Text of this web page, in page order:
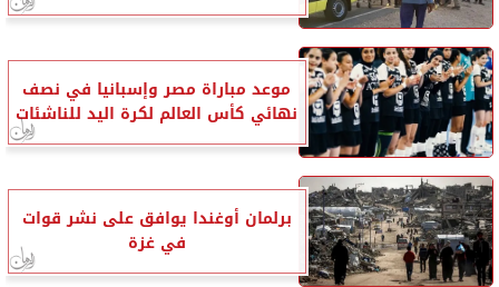
موعد مباراة مصر وإسبانيا في نصف
نهائي كأس العالم لكرة اليد للناشئات
برلمان أوغندا يوافق على نشر قوات
في غزة